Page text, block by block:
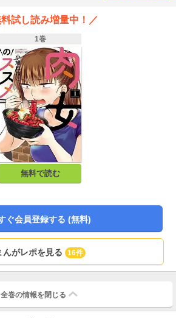
料試し読み増量中！／
1巻
無料で読む
ぐ会員登録する (無料)
んがレポを見る 16件
全巻の情報を 閉じる